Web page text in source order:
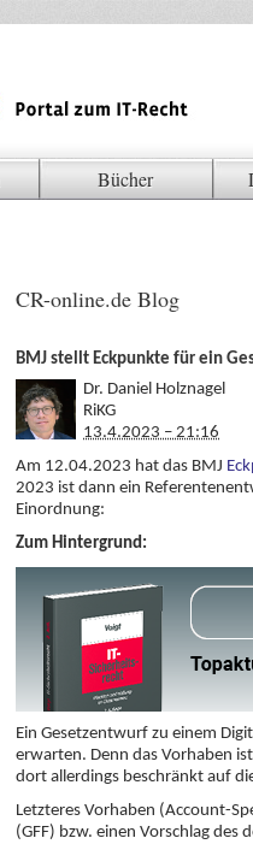
Bücher
CR-online.de Blog
BMJ stellt Eckpunkte für ein
Dr. Daniel Holznagel
RiKG
13.4.2023 – 21:16
Am 12.04.2023 hat das BMJ
2023 ist dann ein
Einordnung:
Zum Hintergrund:
Ein Gesetzentwurf zu einem
erwarten. Denn das Vorhaben
dort allerdings beschränkt auf
Letzteres Vorhaben (Account-
(GFF) bzw. einen Vorschlag